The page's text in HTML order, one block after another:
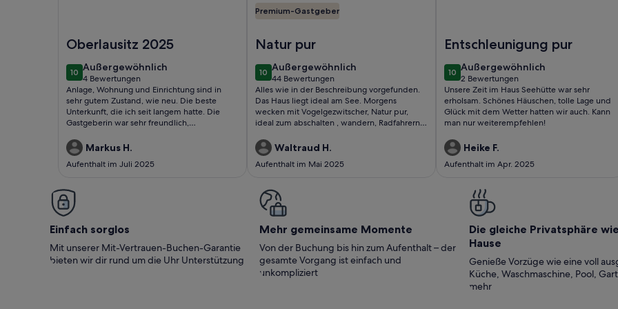
Oberlausitz 2025
1010 von 10
Außergewöhnlich
außergewöhnlich
4 Bewertungen
(4
bewertungen)
Anlage, Wohnung und Einrichtung sind in
sehr gutem Zustand, wie neu. Die beste
Unterkunft, die ich seit langem hatte. Die
Gastgeberin war sehr freundlich,
haben die Zeit dort sehr genossen und
kommen gerne wieder.
Markus H.
Aufenthalt im Juli 2025
Premium-Gastgeber
Natur pur
1010 von 10
Außergewöhnlich
außergewöhnlich
44 Bewertungen
(44
bewertungen)
Alles wie in der Beschreibung vorgefunden.
Das Haus liegt ideal am See. Morgens
wecken mit Vogelgezwitscher, Natur pur,
ideal zum abschalten , wandern, Radfahrern
wirklich nur empfehlen. Kontakt zum
Vermieter sehr herzlich. Wir kommen
bestimmt wieder.
Waltraud H.
Aufenthalt im Mai 2025
Entschleunigung pur
1010 von 10
Außergewöhnlich
außergewöhnlich
2 Bewertungen
(2
bewertungen)
Unsere Zeit im Haus Seehütte war sehr
erholsam. Schönes Häuschen, tolle Lage und
Glück mit dem Wetter hatten wir auch. Kann
man nur weiterempfehlen!
Heike F.
Aufenthalt im Apr. 2025
Einfach sorglos
Mit unserer Mit-Vertrauen-Buchen-Garantie
bieten wir dir rund um die Uhr Unterstützung
Mehr gemeinsame Momente
Von der Buchung bis hin zum Aufenthalt – der
gesamte Vorgang ist einfach und
unkompliziert
Die gleiche Privatsphäre
Hause
Genieße Vorzüge wie eine voll
Küche, Waschmaschine, Pool,
mehr